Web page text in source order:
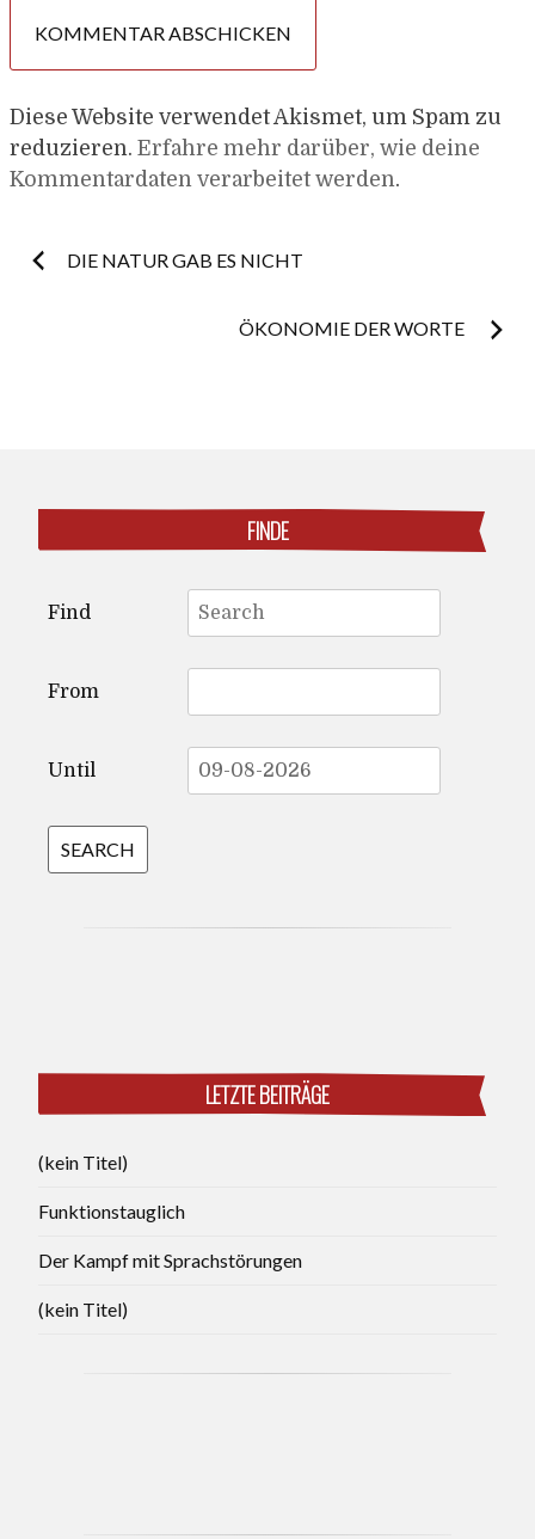
Diese Website verwendet Akismet, um Spam zu
reduzieren. Erfahre mehr darüber, wie deine
Kommentardaten verarbeitet werden.
Post
DIE NATUR GAB ES NICHT
ÖKONOMIE DER WORTE
FINDE
for:
Find
From
Until
LETZTE BEITRÄGE
(kein Titel)
Funktionstauglich
Der Kampf mit Sprachstörungen
(kein Titel)